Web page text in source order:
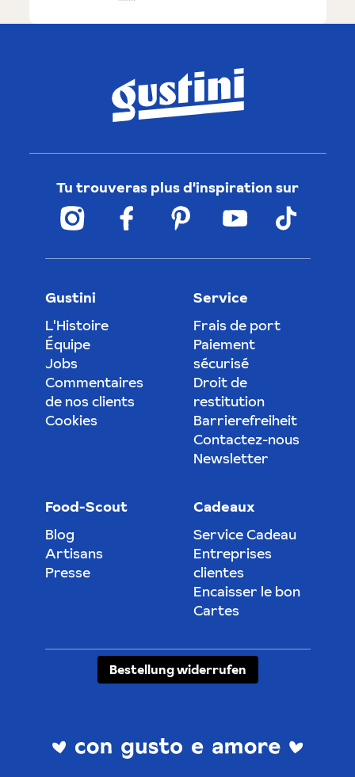
Tu trouveras plus d'inspiration sur
Gustini
L'Histoire
Équipe
Jobs
Commentaires
de nos clients
Cookies
Service
Frais de port
Paiement
sécurisé
Droit de
restitution
Barrierefreiheit
Contactez-nous
Newsletter
Food-Scout
Blog
Artisans
Presse
Cadeaux
Service Cadeau
Entreprises
clientes
Encaisser le bon
Cartes
Bestellung widerrufen